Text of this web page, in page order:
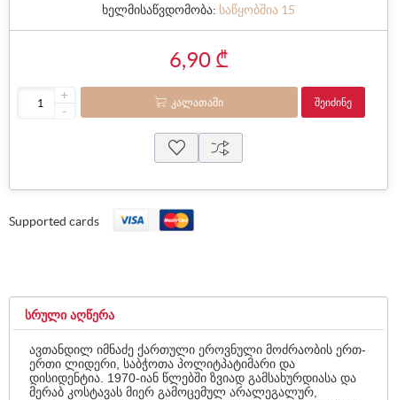
ხელმისაწვდომობა: საწყობშია 15
6,90 ₾
+
-
ᲙᲐᲚᲐᲗᲐᲨᲘ ᲨᲔᲘᲫᲘᲜᲔ
Supported cards
ᲡᲠᲣᲚᲘ ᲐᲦᲬᲔᲠᲐ
ავთანდილ იმნაძე ქართული ეროვნული მოძრაობის ერთ-
ერთი ლიდერი, საბჭოთა პოლიტპატიმარი და
დისიდენტია. 1970-იან წლებში ზვიად გამსახურდიასა და
მერაბ კოსტავას მიერ გამოცემულ არალეგალურ,